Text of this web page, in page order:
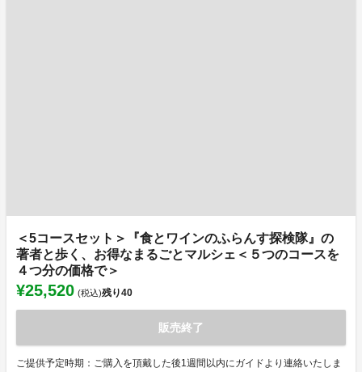
＜5コースセット＞『食とワインのふらんす探検隊』の
著者と歩く、お得なまるごとマルシェ＜５つのコースを
４つ分の価格で＞
¥25,520 (税込)残り40
販売終了
ご提供予定時期：ご購入を頂戴した後1週間以内にガイドより連絡いたしま